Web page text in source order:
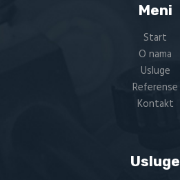
Meni
Start
O nama
Usluge
Referense
Kontakt
Usluge